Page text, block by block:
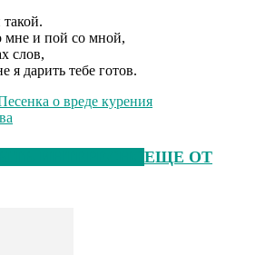
мне и пой со мной,
слов,
я дарить тебе готов.
о вреде курения
ЕЩЕ ОТ